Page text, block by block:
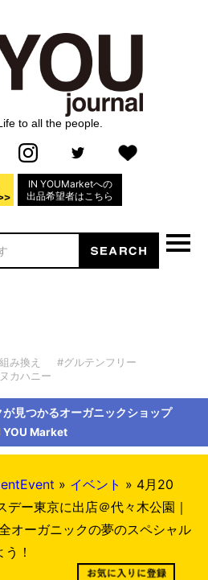
to all the people.
IN YOUMarketへの
出品希望者はこちら
み換え
#グルテンフリー
カハニー
見つかるオーガニックショップ
YOU Market
» イベント » 4月20
デー東京に出店＠代々木公園｜
オーガニックの夢のスペシャル
！